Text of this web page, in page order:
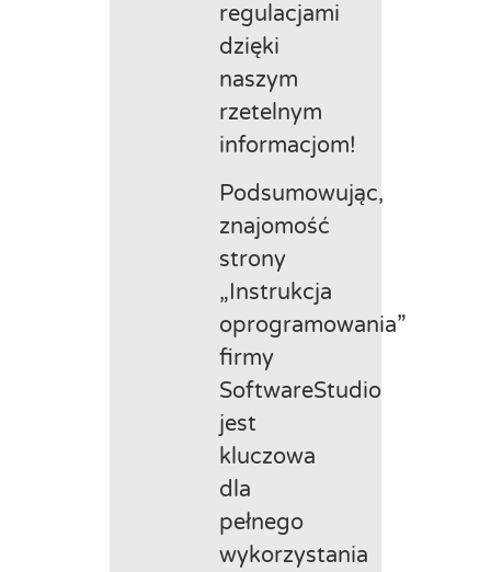
regulacjami
dzięki
naszym
rzetelnym
informacjom!
Podsumowując,
znajomość
strony
„Instrukcja
oprogramowania”
firmy
SoftwareStudio
jest
kluczowa
dla
pełnego
wykorzystania